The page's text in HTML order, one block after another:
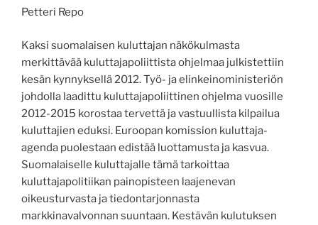
Petteri Repo
Kaksi suomalaisen kuluttajan näkökulmasta
merkittävää kuluttajapoliittista ohjelmaa julkistettiin
kesän kynnyksellä 2012. Työ- ja elinkeinoministeriön
johdolla laadittu kuluttajapoliittinen ohjelma vuosille
2012-2015 korostaa tervettä ja vastuullista kilpailua
kuluttajien eduksi. Euroopan komission kuluttaja-
agenda puolestaan edistää luottamusta ja kasvua.
Suomalaiselle kuluttajalle tämä tarkoittaa
kuluttajapolitiikan painopisteen laajenevan
oikeusturvasta ja tiedontarjonnasta
markkinavalvonnan suuntaan. Kestävän kulutuksen